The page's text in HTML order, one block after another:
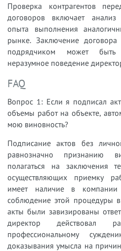
Проверка контрагентов
договоров включает анализ
опыта выполнения
рынке. Заключение
подрядчиком может быть
неразумное поведение
FAQ
Вопрос 1: Если я подписал
объемы работ на объекте,
мою виновность?
Подписание актов без
равнозначно признанию
полагаться на заключения
осуществляющих приемку
имеет наличие в
соблюдение этой процедуры
акты были завизированы
директор действовал
профессиональному
доказывания умысла на